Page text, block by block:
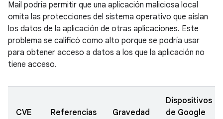
Mail podría permitir que una aplicación maliciosa local
omita las protecciones del sistema operativo que aíslan
los datos de la aplicación de otras aplicaciones. Este
problema se calificó como alto porque se podría usar
para obtener acceso a datos a los que la aplicación no
tiene acceso.
CVE Referencias Gravedad
Dispositivos
de Google